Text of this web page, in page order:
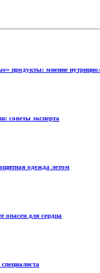
продукты: мнение
советы эксперта
одежда летом
опасен для сердца